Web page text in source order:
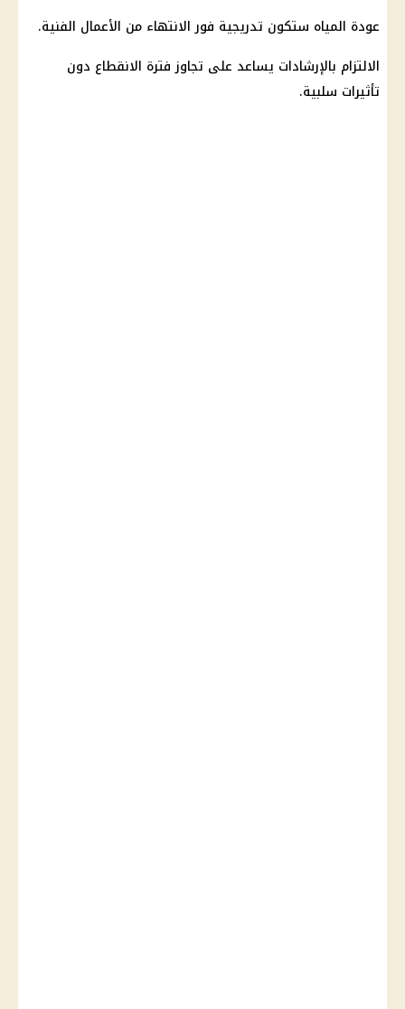
عودة المياه ستكون تدريجية فور الانتهاء من الأعمال الفنية.
الالتزام بالإرشادات يساعد على تجاوز فترة الانقطاع دون
تأثيرات سلبية.